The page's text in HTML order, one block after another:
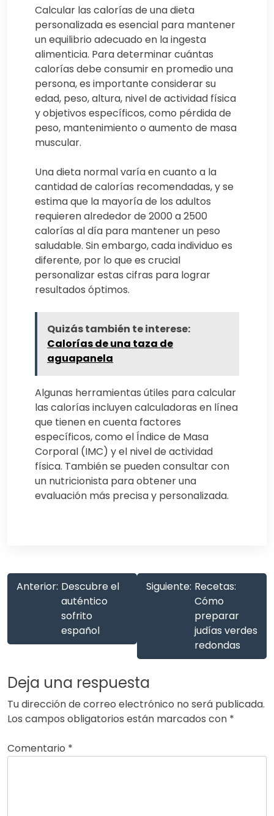
Calcular las calorías de una dieta
personalizada es esencial para mantener
un equilibrio adecuado en la ingesta
alimenticia. Para determinar cuántas
calorías debe consumir en promedio una
persona, es importante considerar su
edad, peso, altura, nivel de actividad física
y objetivos específicos, como pérdida de
peso, mantenimiento o aumento de masa
muscular.
Una dieta normal varía en cuanto a la
cantidad de calorías recomendadas, y se
estima que la mayoría de los adultos
requieren alrededor de 2000 a 2500
calorías al día para mantener un peso
saludable. Sin embargo, cada individuo es
diferente, por lo que es crucial
personalizar estas cifras para lograr
resultados óptimos.
Quizás también te interese:
Calorías de una taza de
aguapanela
Algunas herramientas útiles para calcular
las calorías incluyen calculadoras en línea
que tienen en cuenta factores
específicos, como el Índice de Masa
Corporal (IMC) y el nivel de actividad
física. También se pueden consultar con
un nutricionista para obtener una
evaluación más precisa y personalizada.
Anterior: Descubre el
auténtico
sofrito
español
Siguiente: Recetas:
Cómo
preparar
judías verdes
redondas
Deja una respuesta
Tu dirección de correo electrónico no será publicada.
Los campos obligatorios están marcados con *
Comentario *